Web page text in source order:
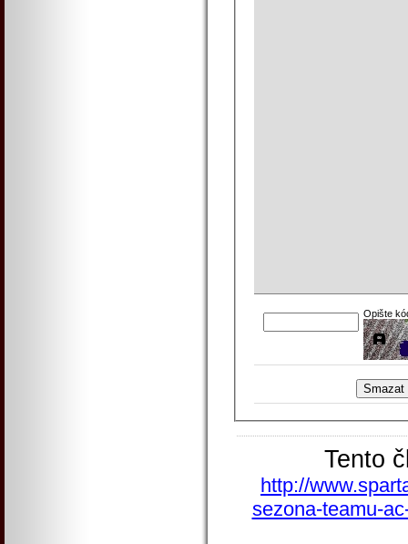
Opište
Tento
http://
sezona-teamu-